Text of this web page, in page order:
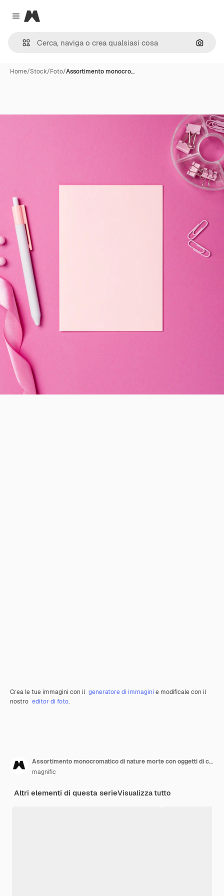
Close menu
Magnific
Cerca
Home/Stock/Foto/Assortimento monocro…
Crea le tue immagini con il generatore di immagini e modificale con il
nostro editor di foto.
Assortimento monocromatico di nature morte con oggetti di cancelleria rosa
magnific
Altri elementi di questa serieVisualizza tutto